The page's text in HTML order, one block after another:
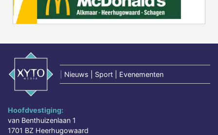
Nieuws | Sport | Evenementen
Hoofdvestiging:
van Benthuizenlaan 1
1701 BZ Heerhugowaard